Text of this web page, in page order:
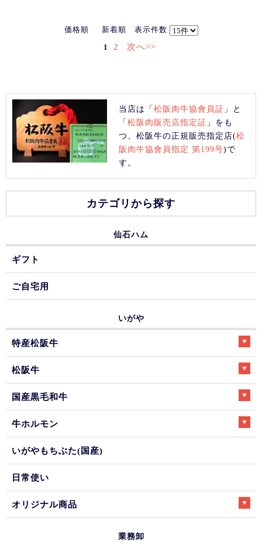
価格順 新着順 表示件数
1 2 次へ>>
当店は「松阪肉牛協會員証 」と
「松阪肉販売店指定証 」をも
つ、松阪牛の正規販売指定店(松
阪肉牛協會員指定 第199号)で
す。
カテゴリから探す
仙石ハム
ギフト
ご自宅用
いがや
特産松阪牛
松阪牛
国産黒毛和牛
牛ホルモン
いがやもちぶた(国産)
日常使い
オリジナル商品
業務卸